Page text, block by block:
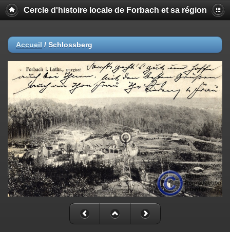
Cercle d'histoire locale de Forbach et sa région
Accueil / Schlossberg